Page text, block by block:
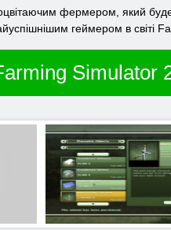
фермером, який
геймером в світі
Simulator